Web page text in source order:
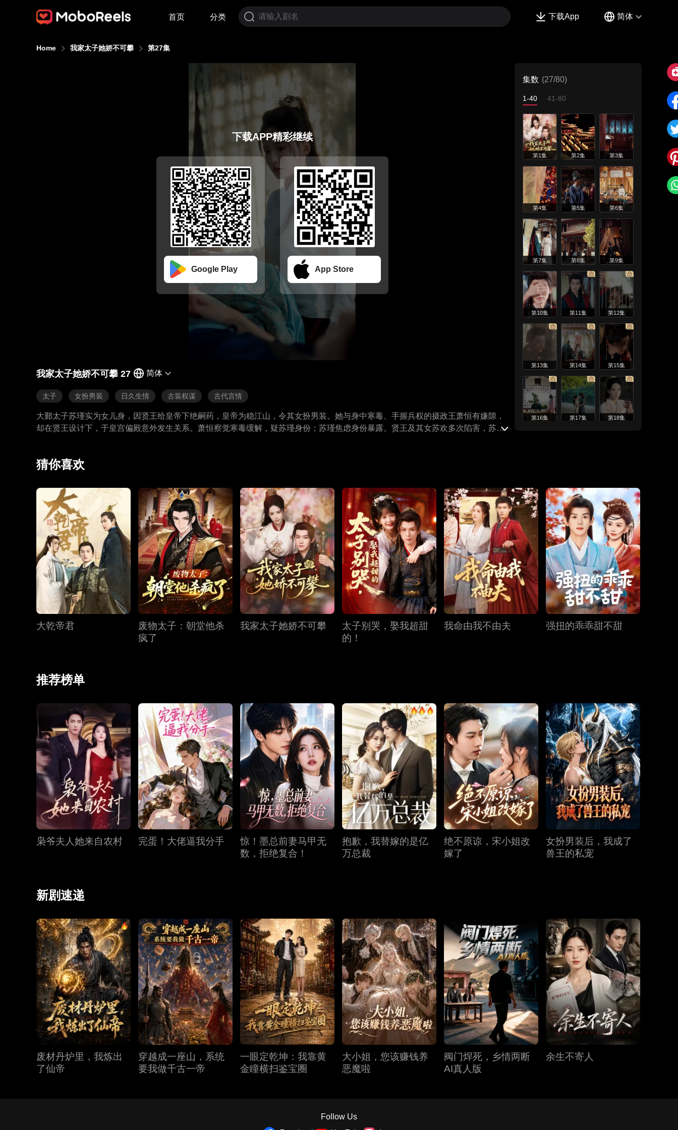
首页 分类 下载App 简体
Home 我家太子她娇不可攀 第27集
下载APP精彩继续
Google Play App Store
我家太子她娇不可攀 27 简体
太子 女扮男装 日久生情 古装权谋 古代言情
大鄞太子苏瑾实为女儿身，因贤王给皇帝下绝嗣药，皇帝为稳江山，令其女扮男装。她与身中寒毒、手握兵权的摄政王萧恒有嫌隙，
却在贤王设计下，于皇宫偏殿意外发生关系。萧恒察觉寒毒缓解，疑苏瑾身份；苏瑾焦虑身份暴露。贤王及其女苏欢多次陷害，苏欢
葬，成后世佳话。
集数 (27/80)
1-40 41-80
第1集 第2集 第3集
第4集 第5集 第6集
第7集 第8集 第9集
第10集 第11集 第12集
第13集 第14集 第15集
第16集 第17集 第18集
第22集 第23集 第24集
第25集 第26集 第27集
第28集 第29集 第30集
第34集 第35集 第36集
第37集 第38集 第39集
猜你喜欢
大乾帝君
废物太子：朝堂他杀
疯了
我家太子她娇不可攀
太子别哭，娶我超甜
的！
我命由我不由夫 强扭的乖乖甜不甜
推荐榜单
枭爷夫人她来自农村 完蛋！大佬逼我分手
惊！墨总前妻马甲无
数，拒绝复合！
抱歉，我替嫁的是亿
万总裁
绝不原谅，宋小姐改
嫁了
女扮男装后，我成了
兽王的私宠
新剧速递
废材丹炉里，我炼出
了仙帝
穿越成一座山，系统
要我做千古一帝
一眼定乾坤：我靠黄
金瞳横扫鉴宝圈
大小姐，您该赚钱养
恶魔啦
阀门焊死，乡情两断
AI真人版
余生不寄人
Follow Us